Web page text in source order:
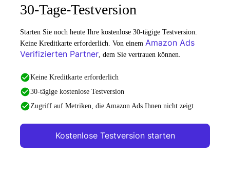
30-Tage-Testversion
Starten Sie noch heute Ihre kostenlose 30-tägige Testversion.
Keine Kreditkarte erforderlich. Von einem Amazon Ads
Verifizierten Partner, dem Sie vertrauen können.
Keine Kreditkarte erforderlich
30-tägige kostenlose Testversion
Zugriff auf Metriken, die Amazon Ads Ihnen nicht zeigt
Kostenlose Testversion starten